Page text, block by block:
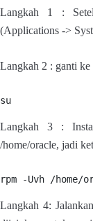
Langkah 1 :
(Applications ->
Langkah 2 : ganti ke
su
Langkah 3 :
/home/oracle, jadi
rpm -Uvh /home/
Langkah 4: